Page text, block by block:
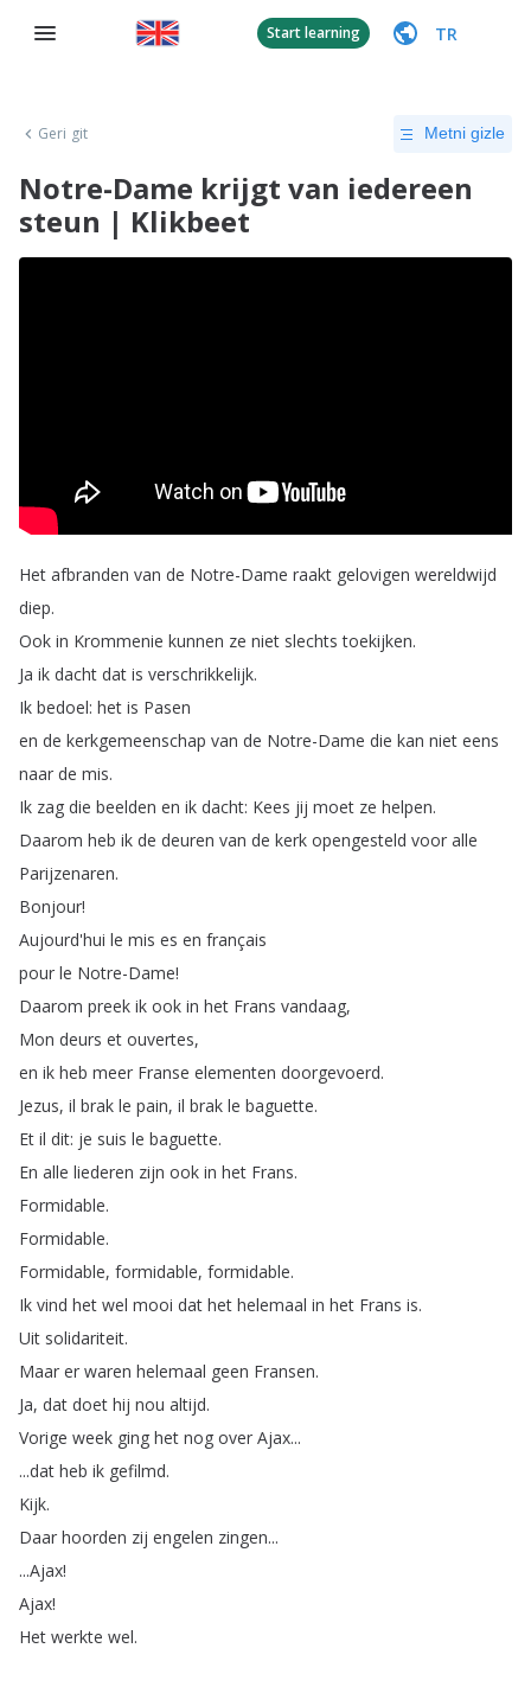
Start learning TR
Geri git Metni gizle
Notre-Dame krijgt van iedereen
steun | Klikbeet
Het afbranden van de Notre-Dame raakt gelovigen wereldwijd
diep.
Ook in Krommenie kunnen ze niet slechts toekijken.
Ja ik dacht dat is verschrikkelijk.
Ik bedoel: het is Pasen
en de kerkgemeenschap van de Notre-Dame die kan niet eens
naar de mis.
Ik zag die beelden en ik dacht: Kees jij moet ze helpen.
Daarom heb ik de deuren van de kerk opengesteld voor alle
Parijzenaren.
Bonjour!
Aujourd'hui le mis es en français
pour le Notre-Dame!
Daarom preek ik ook in het Frans vandaag,
Mon deurs et ouvertes,
en ik heb meer Franse elementen doorgevoerd.
Jezus, il brak le pain, il brak le baguette.
Et il dit: je suis le baguette.
En alle liederen zijn ook in het Frans.
Formidable.
Formidable.
Formidable, formidable, formidable.
Ik vind het wel mooi dat het helemaal in het Frans is.
Uit solidariteit.
Maar er waren helemaal geen Fransen.
Ja, dat doet hij nou altijd.
Vorige week ging het nog over Ajax...
...dat heb ik gefilmd.
Kijk.
Daar hoorden zij engelen zingen...
...Ajax!
Ajax!
Het werkte wel.